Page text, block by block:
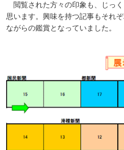
閲覧された方々の印象も、じっ
思います。興味を持つ記事もそれ
ながらの鑑賞となっていました。